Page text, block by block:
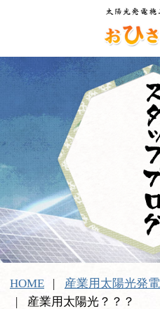
HOME
産業用太陽光発
産業用太陽光？？？